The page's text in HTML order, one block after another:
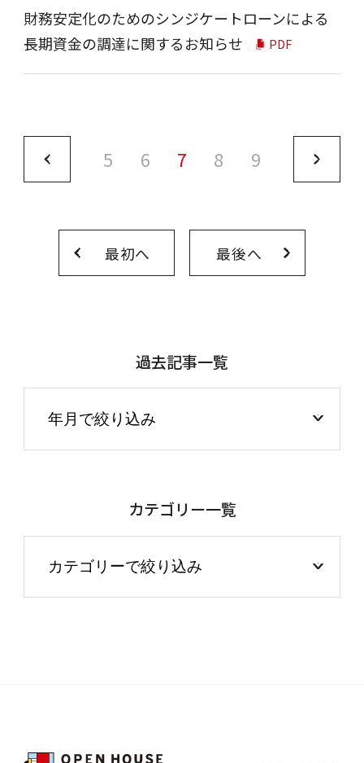
財務安定化のためのシンジケートローンによる
長期資金の調達に関するお知らせ
PDF
最初へ
5 6 7 8 9
最後へ
過去記事一覧
カテゴリー一覧